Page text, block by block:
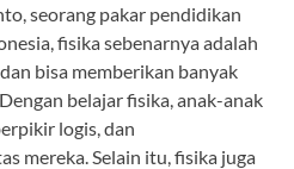
seorang pakar pendidikan
fisika sebenarnya adalah
bisa memberikan banyak
belajar fisika, anak-anak
logis, dan
mereka. Selain itu, fisika juga